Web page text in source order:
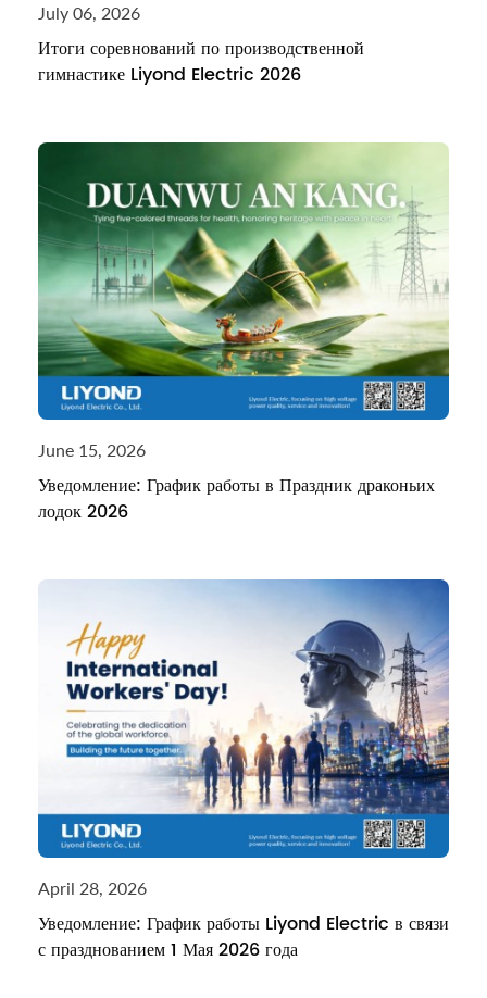
July 06, 2026
Итоги соревнований по производственной
гимнастике Liyond Electric 2026
June 15, 2026
Уведомление: График работы в Праздник драконьих
лодок 2026
April 28, 2026
Уведомление: График работы Liyond Electric в связи
с празднованием 1 Мая 2026 года